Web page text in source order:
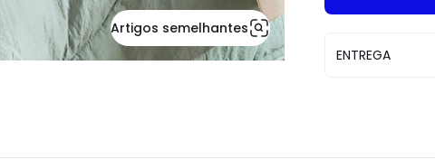
Artigos semelhantes
ENTREGA